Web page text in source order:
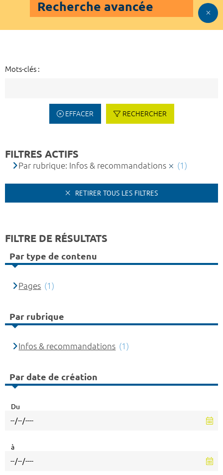
Recherche avancée
Mots-clés :
EFFACER RECHERCHER
FILTRES ACTIFS
Par rubrique: Infos & recommandations (1)
RETIRER TOUS LES FILTRES
FILTRE DE RÉSULTATS
Par type de contenu
Pages (1)
Par rubrique
Infos & recommandations (1)
Par date de création
Du
à